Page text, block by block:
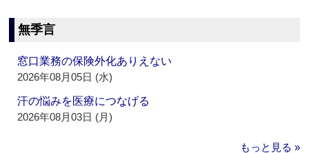
無季言
窓口業務の保険外化ありえない
2026年08月05日 (水)
汗の悩みを医療につなげる
2026年08月03日 (月)
もっと見る »